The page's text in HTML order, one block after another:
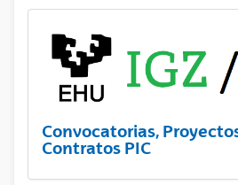
Convocatorias,
Contratos PIC